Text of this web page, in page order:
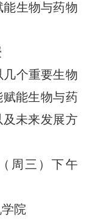
能生物与药物
几个重要生物
能生物与药
未来发展方
周三）下午
院